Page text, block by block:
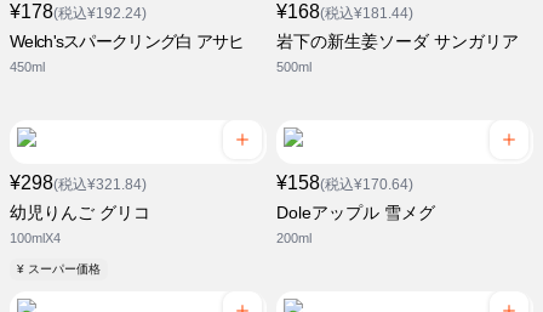
¥178(税込¥192.24)
Welch'sスパークリング白 アサヒ
450ml
¥168(税込¥181.44)
岩下の新生姜ソーダ サンガリア
500ml
¥298(税込¥321.84)
幼児りんご グリコ
100mlX4
¥ スーパー価格
¥158(税込¥170.64)
Doleアップル 雪メグ
200ml